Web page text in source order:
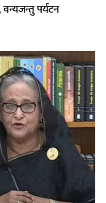
वन्यजन्तु पर्यटन